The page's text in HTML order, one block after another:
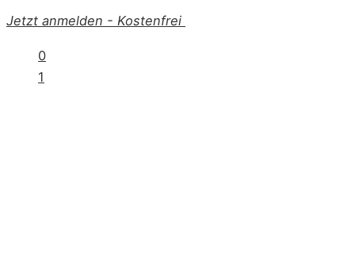
Jetzt anmelden - Kostenfrei
0
1